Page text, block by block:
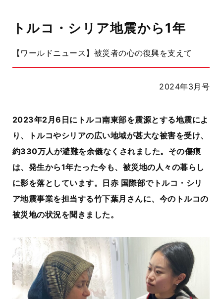
トルコ・シリア地震から1年
【ワールドニュース】被災者の心の復興を支えて
2024年3月号
2023年2月6日にトルコ南東部を震源とする地震によ
り、トルコやシリアの広い地域が甚大な被害を受け、
約330万人が避難を余儀なくされました。その傷痕
は、発生から1年たった今も、被災地の人々の暮らし
に影を落としています。日赤 国際部でトルコ・シリ
ア地震事業を担当する竹下葉月さんに、今のトルコの
被災地の状況を聞きました。